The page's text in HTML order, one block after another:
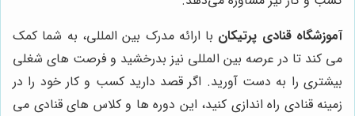
آموزشگاه قنادی پرتیکان با ارائه مدرک بین المللی، به شما کمک
می کند تا در عرصه بین المللی نیز بدرخشید و فرصت های شغلی
بیشتری را به دست آورید. اگر قصد دارید کسب و کار خود را در
زمینه قنادی راه اندازی کنید، این دوره ها و کلاس های قنادی می